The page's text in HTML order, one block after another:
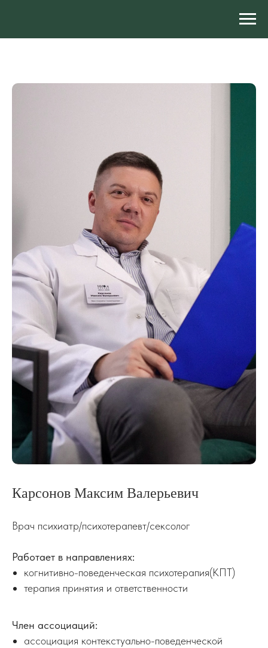
Карсонов Максим Валерьевич
Врач психиатр/психотерапевт/сексолог
Работает в направлениях:
когнитивно-поведенческая психотерапия(КПТ)
терапия принятия и ответственности
Член ассоциаций:
ассоциация контекстуально-поведенческой